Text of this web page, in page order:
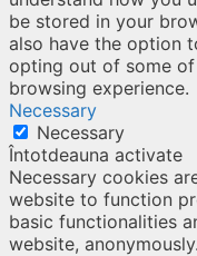
be stored in your
also have the option
opting out of some
browsing experience.
Necessary
Necessary
Întotdeauna activate
Necessary cookies
website to function
basic functionalities
website, anonymously.